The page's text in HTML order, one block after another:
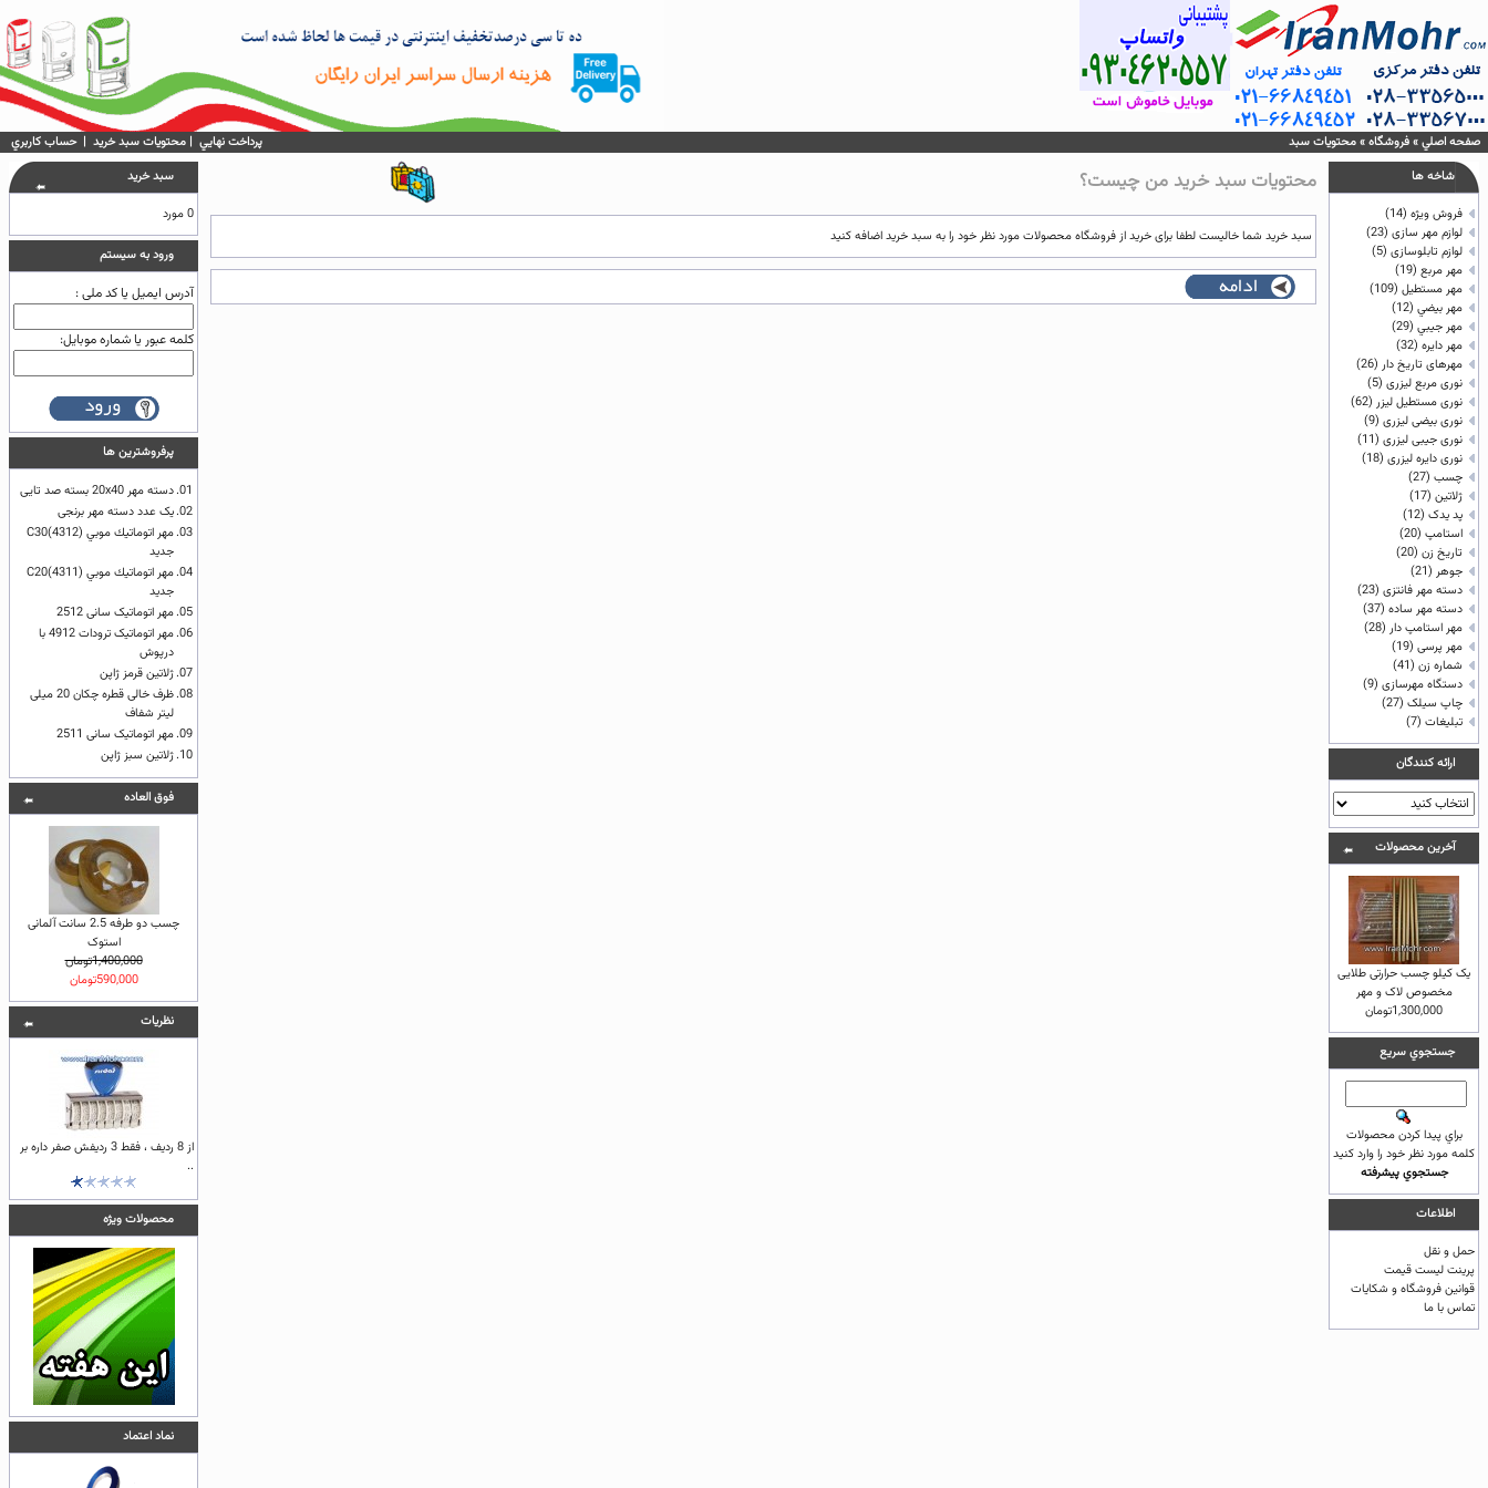
صفحه اصلي»فروشگاه»محتويات سبد پرداخت نهايي | محتويات سبد خريد |حساب كاربري
شاخه ها
فروش ویژه (14)
لوازم مهر سازی (23)
لوازم تابلوسازی (5)
مهر مربع (19)
مهر مستطيل (109)
مهر بيضي (12)
مهر جيبي (29)
مهر دايره (32)
مهرهای تاریخ دار (26)
نوری مربع لیزری (5)
نوری مستطیل لیزر (62)
نوری بیضی لیزری (9)
نوری جیبی لیزری (11)
نوری دایره لیزری (18)
چسب (27)
ژلاتين (17)
پد یدک (12)
استامپ (20)
تاريخ زن (20)
جوهر (21)
دسته مهر فانتزی (23)
دسته مهر ساده (37)
مهر استامپ دار (28)
مهر پرسی (19)
شماره زن (41)
دستگاه مهرسازی (9)
چاپ سيلک (27)
تبلیغات (7)
ارائه كنندگان
آخرين محصولات
یک کیلو چسب حرارتی طلایی
مخصوص لاک و مهر
1,300,000تومان
جستجوي سريع
براي پيدا كردن محصولات
كلمه مورد نظر خود را وارد كنيد
جستجوي پيشرفته
اطلاعات
حمل و نقل
پرینت لیست قیمت
قوانين فروشگاه و شکایات
تماس با ما
محتويات سبد خريد من چيست؟
سبد خرید شما خالیست لطفا برای خرید از فروشگاه محصولات مورد نظر خود را به سبد خرید اضافه کنید
سبد خريد
0 مورد
ورود به سيستم
آدرس ایمیل یا کد ملی :
کلمه عبور یا شماره موبایل:
پرفروشترين ها
01. دسته مهر 20x40 بسته صد تایی
02. یک عدد دسته مهر برنجی
03.
مهر اتوماتيك موبي (4312)C30
جدید
04.
مهر اتوماتيك موبي (4311)C20
جدید
05. مهر اتوماتیک سانی 2512
06.
مهر اتوماتیک ترودات 4912 با
درپوش
07. ژلاتين قرمز ژاپن
08.
ظرف خالی قطره چکان 20 میلی
لیتر شفاف
09. مهر اتوماتیک سانی 2511
10. ژلاتين سبز ژاپن
فوق العاده
چسب دو طرفه 2.5 سانت آلمانی
استوک
1,400,000تومان
590,000تومان
نظريات
از 8 ردیف ، فقط 3 ردیفش صفر داره بر
..
محصولات ویژه
نماد اعتماد